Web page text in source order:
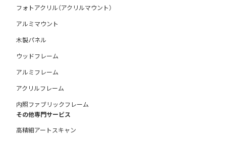
フォトアクリル（アクリルマウント）
アルミマウント
木製パネル
ウッドフレーム
アルミフレーム
アクリルフレーム
内照ファブリックフレーム
その他専門サービス
高精細アートスキャン